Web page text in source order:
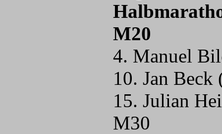
M20
4. Manuel
10. Jan
15. Julian
M30